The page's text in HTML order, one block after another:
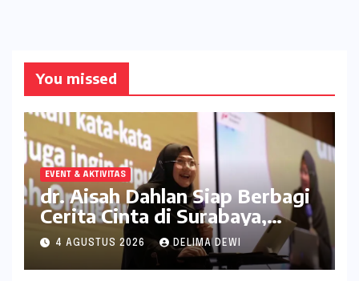
You missed
EVENT & AKTIVITAS
dr. Aisah Dahlan Siap Berbagi
Cerita Cinta di Surabaya,
Catat Tanggalnya
4 AGUSTUS 2026 DELIMA DEWI